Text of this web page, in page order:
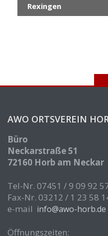
Navigation
Rexingen
AWO ORTSVEREIN
Büro
Neckarstraße 51
72160 Horb am Neckar
Tel-Nr. 07451 / 9 09 92
Fax-Nr. 03212 / 1 23 58
e-mail info@awo-horb.de
Öffnungszeiten: